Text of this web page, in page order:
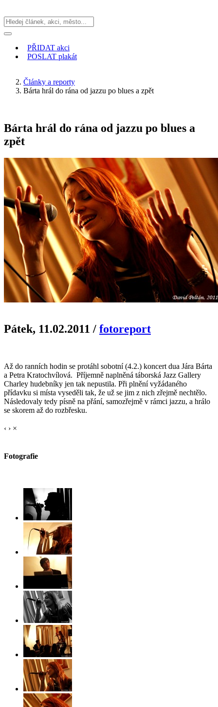
PŘIDAT akci
POSLAT plakát
Články a reporty
Bárta hrál do rána od jazzu po blues a zpět
Bárta hrál do rána od jazzu po blues a
zpět
Pátek, 11.02.2011 / fotoreport
Až do ranních hodin se protáhl sobotní (4.2.) koncert dua Jára Bárta
a Petra Kratochvílová. Příjemně naplněná táborská Jazz Gallery
Charley hudebníky jen tak nepustila. Při plnění vyžádaného
přídavku si místa vyseděli tak, že už se jim z nich zřejmě nechtělo.
Následovaly tedy písně na přání, samozřejmě v rámci jazzu, a hrálo
se skorem až do rozbřesku.
‹ › ×
Fotografie